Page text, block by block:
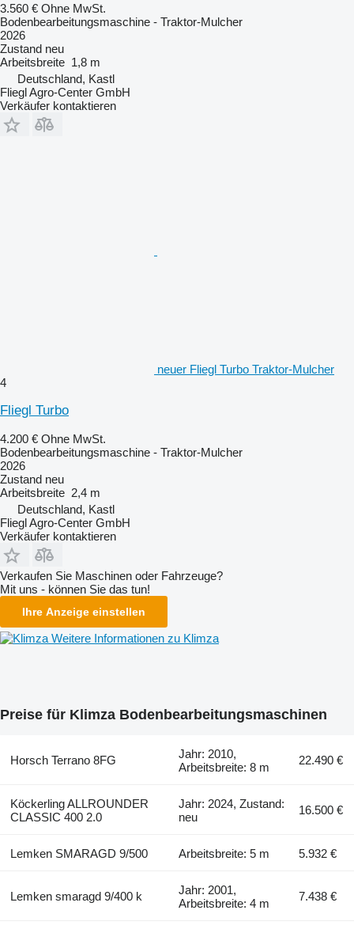
3.560 € Ohne MwSt.
Bodenbearbeitungsmaschine - Traktor-Mulcher
2026
Zustand neu
Arbeitsbreite 1,8 m
Deutschland, Kastl
Fliegl Agro-Center GmbH
Verkäufer kontaktieren
neuer Fliegl Turbo Traktor-Mulcher
4
Fliegl Turbo
4.200 € Ohne MwSt.
Bodenbearbeitungsmaschine - Traktor-Mulcher
2026
Zustand neu
Arbeitsbreite 2,4 m
Deutschland, Kastl
Fliegl Agro-Center GmbH
Verkäufer kontaktieren
Verkaufen Sie Maschinen oder Fahrzeuge?
Mit uns - können Sie das tun!
Ihre Anzeige einstellen
Weitere Informationen zu Klimza
Preise für Klimza Bodenbearbeitungsmaschinen
Horsch Terrano 8FG
Jahr: 2010,
Arbeitsbreite: 8 m
22.490 €
Köckerling ALLROUNDER
CLASSIC 400 2.0
Jahr: 2024, Zustand:
neu
16.500 €
Lemken SMARAGD 9/500 Arbeitsbreite: 5 m 5.932 €
Lemken smaragd 9/400 k
Jahr: 2001,
Arbeitsbreite: 4 m
7.438 €